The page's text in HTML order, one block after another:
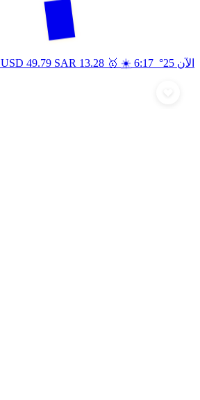
الآن 25° USD 49.79 SAR 13.28 🥇 ☀️ 6:17 ص